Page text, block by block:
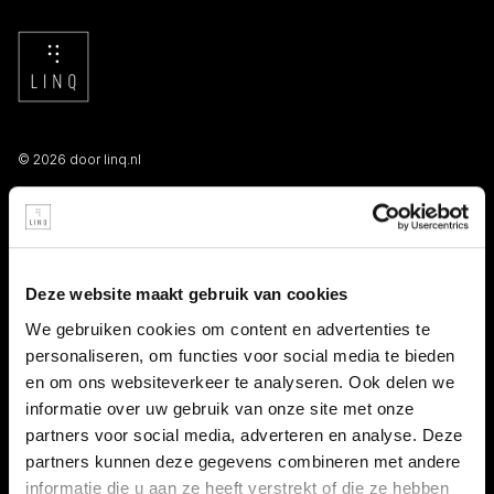
Deze website maakt gebruik van cookies
We gebruiken cookies om content en advertenties te
personaliseren, om functies voor social media te bieden
en om ons websiteverkeer te analyseren. Ook delen we
informatie over uw gebruik van onze site met onze
partners voor social media, adverteren en analyse. Deze
partners kunnen deze gegevens combineren met andere
informatie die u aan ze heeft verstrekt of die ze hebben
© 2026 door linq.nl
LINKS
Persooneelsgids uitzendkrachten
Antidiscriminatiebeleid
Klacht indienen